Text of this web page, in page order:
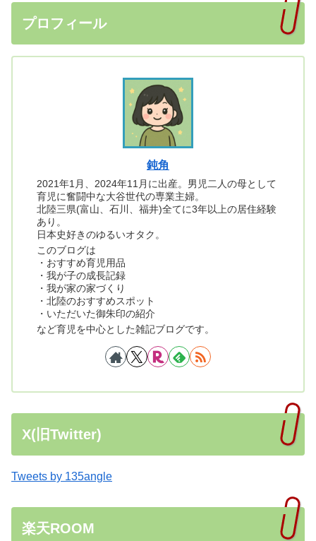
プロフィール
鈍角
2021年1月、2024年11月に出産。男児二人の母として
育児に奮闘中な大谷世代の専業主婦。
北陸三県(富山、石川、福井)全てに3年以上の居住経験
あり。
日本史好きのゆるいオタク。
このブログは
・おすすめ育児用品
・我が子の成長記録
・我が家の家づくり
・北陸のおすすめスポット
・いただいた御朱印の紹介
など育児を中心とした雑記ブログです。
X(旧Twitter)
Tweets by 135angle
楽天ROOM